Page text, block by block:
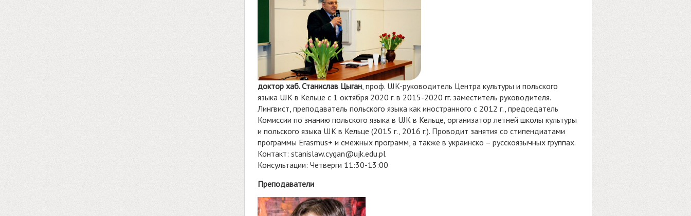
доктор хаб. Станислав Цыган , проф. UJK-руководитель Центра культуры и польского
языка UJK в Кельце с 1 октября 2020 г. в 2015-2020 гг. заместитель руководителя.
Лингвист, преподаватель польского языка как иностранного с 2012 г., председатель
Комиссии по знанию польского языка в UJK в Кельце, организатор летней школы культуры
и польского языка UJK в Кельце (2015 г., 2016 г.). Проводит занятия со стипендиатами
программы Erasmus+ и смежных программ, а также в украинско – русскоязычных группах.
Контакт: stanislaw.cygan@ujk.edu.pl
Консультации: Четверги 11:30-13:00
Преподаватели